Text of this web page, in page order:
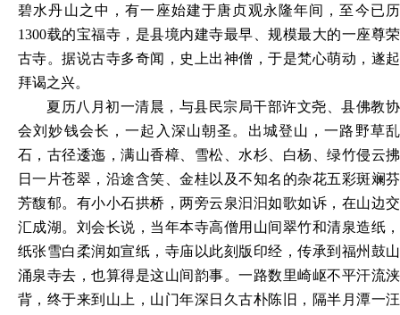
碧水丹山之中，有一座始建于唐贞观永隆年间，至今已历
1300载的宝福寺，是县境内建寺最早、规模最大的一座尊荣
古寺。据说古寺多奇闻，史上出神僧，于是梵心萌动，遂起
拜谒之兴。
夏历八月初一清晨，与县民宗局干部许文尧、县佛教协
会刘妙钱会长，一起入深山朝圣。出城登山，一路野草乱
石，古径逶迤，满山香樟、雪松、水杉、白杨、绿竹侵云拂
日一片苍翠，沿途含笑、金桂以及不知名的杂花五彩斑斓芬
芳馥郁。有小小石拱桥，两旁云泉汩汩如歌如诉，在山边交
汇成湖。刘会长说，当年本寺高僧用山间翠竹和清泉造纸，
纸张雪白柔润如宣纸，寺庙以此刻版印经，传承到福州鼓山
涌泉寺去，也算得是这山间韵事。一路数里崎岖不平汗流浃
背，终于来到山上，山门年深日久古朴陈旧，隔半月潭一汪